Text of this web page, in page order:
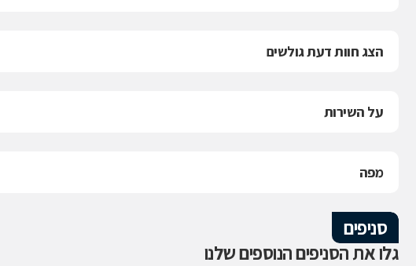
הצג חוות דעת גולשים
על השירות
מפה
סניפים
גלו את הסניפים הנוספים שלנו